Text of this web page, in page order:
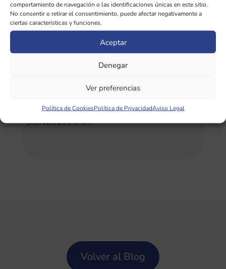
comportamiento de navegación o las identificaciones únicas en este sitio.
No consentir o retirar el consentimiento, puede afectar negativamente a
ciertas características y funciones.
Aceptar
Denegar
Ver preferencias
Política de CookiesPolítica de PrivacidadAviso Legal
beneficios
¿Qué importancia tiene la afinación de
diapasones en sonoterapia?
Categorías
SONOTERAPIA
Volver al Blog